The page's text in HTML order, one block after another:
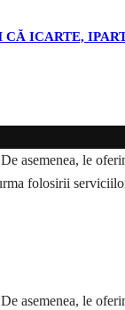
ICARTE,
asemenea, le
folosirii
asemenea, le